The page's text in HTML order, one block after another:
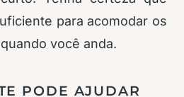
para acomodar os
você anda.
PODE AJUDAR